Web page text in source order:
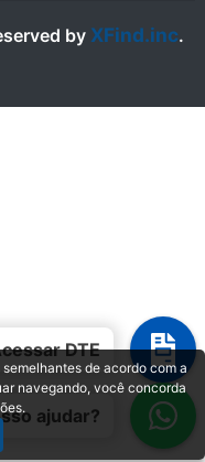
DTE
ajudar?
by XFind.inc.
de acordo com a
navegando, você concorda